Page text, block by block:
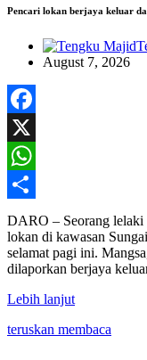
Pencari lokan berjaya keluar
August 7, 2026
Facebook
X
WhatsApp
Share
DARO – Seorang lelaki
lokan di kawasan
selamat pagi ini.
dilaporkan berjaya
Lebih lanjut
teruskan membaca